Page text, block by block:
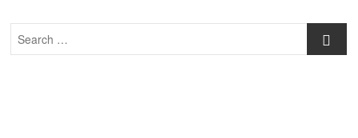
Search
…